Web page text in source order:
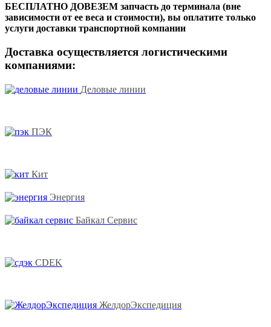
БЕСПЛАТНО ДОВЕЗЕМ запчасть до терминала (вне
зависимости от ее веса и стоимости), вы оплатите только
услуги доставки транспортной компании
Доставка осуществляется логистическими
компаниями:
Деловые линии
ПЭК
Кит
Энергия
Байкал Сервис
CDEK
ЖелдорЭкспедиция